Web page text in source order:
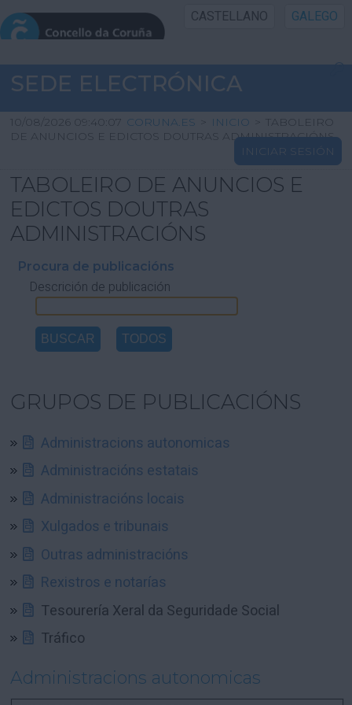
CASTELLANO GALEGO
INICIO SEDE
INICIO
INFORMACIÓN PÚBLICA
CARTAFOL CIDADÁN
UTILIDADES
AXUDA
SEDE ELECTRÓNICA
10/08/2026 09:40:07 CORUNA.ES > INICIO > TABOLEIRO
DE ANUNCIOS E EDICTOS DOUTRAS ADMINISTRACIÓNS
INICIAR SESIÓN
TABOLEIRO DE ANUNCIOS E
EDICTOS DOUTRAS
ADMINISTRACIÓNS
Procura de publicacións
Descrición de publicación
GRUPOS DE PUBLICACIÓNS
Administracions autonomicas
Administracións estatais
Administracións locais
Xulgados e tribunais
Outras administracións
Rexistros e notarías
Tesourería Xeral da Seguridade Social
Tráfico
Administracions autonomicas